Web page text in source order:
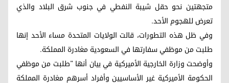
متجهتين نحو حقل شيبة النفطي في جنوب شرق البلاد والذي
تعرض للهجوم الأحد.
وفي ظل هذه التطورات، قالت الولايات المتحدة مساء الأحد إنها
طلبت من موظفي سفارتها في السعودية مغادرة المملكة.
وأوضحت وزارة الخارجية الأميركية في بيان أنها "طلبت من موظفي
الحكومة الأميركية غير الأساسيين وأفراد أسرهم مغادرة المملكة